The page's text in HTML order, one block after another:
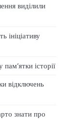
виділили
ініціативу
історії
відключень
знати про